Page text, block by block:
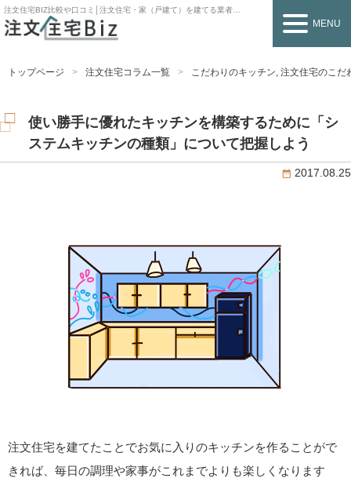
注文住宅BIZ比較や口コミ│注文住宅・家（戸建て）を建てる業者を探すなら
MENU
トップページ 注文住宅コラム一覧 こだわりのキッチン, 注文住宅のこだ
使い勝手に優れたキッチンを構築するために「シ
ステムキッチンの種類」について把握しよう
2017.08.25
注文住宅を建てたことでお気に入りのキッチンを作ることがで
きれば、毎日の調理や家事がこれまでよりも楽しくなります